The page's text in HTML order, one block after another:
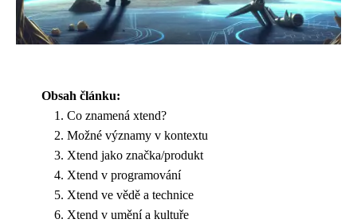
Obsah článku:
Co znamená xtend?
Možné významy v kontextu
Xtend jako značka/produkt
Xtend v programování
Xtend ve vědě a technice
Xtend v umění a kultuře